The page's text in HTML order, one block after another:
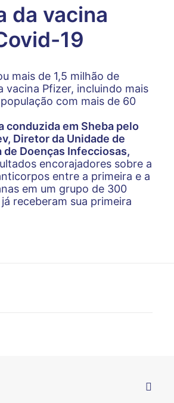
da vacina
19
mais de 1,5 milhão de
vacina Pfizer, incluindo mais
com mais de 60
conduzida em Sheba pelo
Diretor da Unidade de
de Doenças Infecciosas,
encorajadores sobre a
entre a primeira e a
em um grupo de 300
receberam sua primeira